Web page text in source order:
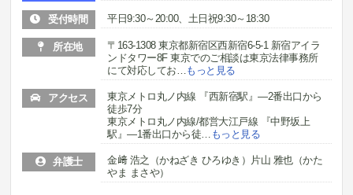
受付時間 平日9:30～20:00、土日祝9:30～18:30
所在地
〒163-1308 東京都新宿区西新宿6-5-1 新宿アイラ
ンドタワー8F 東京でのご相談は東京法律事務所
にて対応してお
もっと見る
アクセス
東京メトロ丸ノ内線 『西新宿駅』―2番出口から
徒歩7分
東京メトロ丸ノ内線/都営大江戸線 『中野坂上
駅』―1番出口から徒
もっと見る
弁護士
金﨑 浩之（かねざき ひろゆき）片山 雅也（かた
やま まさや）